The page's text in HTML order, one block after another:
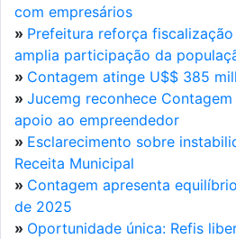
com empresários
» Prefeitura reforça
amplia participação da
» Contagem atinge U$$ 385
» Jucemg reconhece
apoio ao empreendedor
» Esclarecimento sobre
Receita Municipal
» Contagem apresenta
de 2025
» Oportunidade única: Refis